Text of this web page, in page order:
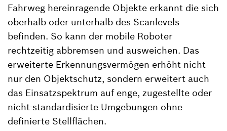
Fahrweg hereinragende Objekte erkannt die sich
oberhalb oder unterhalb des Scanlevels
befinden. So kann der mobile Roboter
rechtzeitig abbremsen und ausweichen. Das
erweiterte Erkennungsvermögen erhöht nicht
nur den Objektschutz, sondern erweitert auch
das Einsatzspektrum auf enge, zugestellte oder
nicht-standardisierte Umgebungen ohne
definierte Stellflächen.